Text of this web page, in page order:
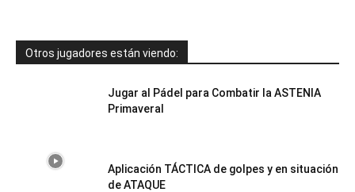
Otros jugadores están viendo:
Jugar al Pádel para Combatir la ASTENIA
Primaveral
Aplicación TÁCTICA de golpes y en situación
de ATAQUE